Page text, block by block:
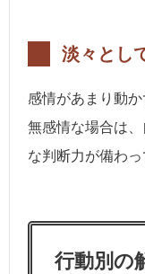
淡々とし
感情があまり動
無感情な場合は
な判断力が備わっ
行動別の